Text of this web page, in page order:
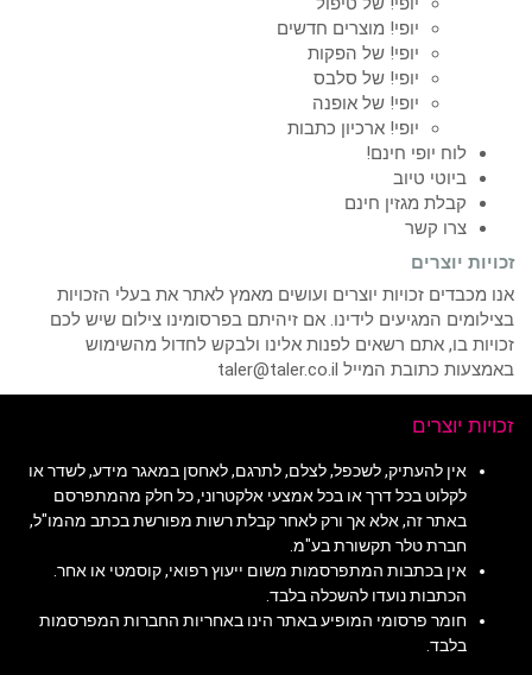
יופי! מוצרים חדשים
יופי! של הפקות
יופי! של סלבס
יופי! של אופנה
יופי! ארכיון כתבות
לוח יופי חינם!
ביוטי טיוב
קבלת מגזין חינם
צרו קשר
זכויות יוצרים
אנו מכבדים זכויות יוצרים ועושים מאמץ לאתר את בעלי הזכויות
בצילומים המגיעים לידינו. אם זיהיתם בפרסומינו צילום שיש לכם
זכויות בו, אתם רשאים לפנות אלינו ולבקש לחדול מהשימוש
באמצעות כתובת המייל taler@taler.co.il
זכויות יוצרים
אין להעתיק, לשכפל, לצלם, לתרגם, לאחסן במאגר מידע, לשדר או
לקלוט בכל דרך או בכל אמצעי אלקטרוני, כל חלק מהמתפרסם
באתר זה, אלא אך ורק לאחר קבלת רשות מפורשת בכתב מהמו"ל,
חברת טלר תקשורת בע"מ.
אין בכתבות המתפרסמות משום ייעוץ רפואי, קוסמטי או אחר.
הכתבות נועדו להשכלה בלבד.
חומר פרסומי המופיע באתר הינו באחריות החברות המפרסמות
בלבד.